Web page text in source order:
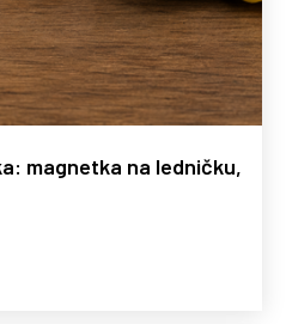
magnetka na ledničku,